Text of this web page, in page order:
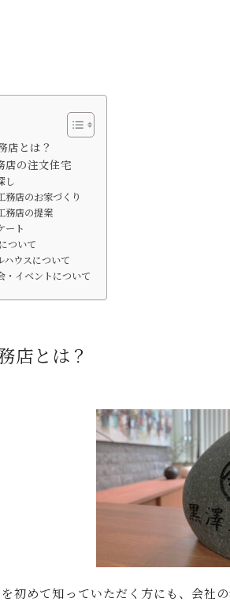
店とは？
店の注文住宅
し
務店のお家づくり
務店の提案
ート
ついて
ハウスについて
・イベントについて
店とは？
初めて知っていただく方にも、会社